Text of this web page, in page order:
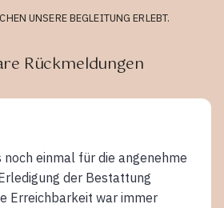
UNSERE BEGLEITUNG ERLEBT.
Rückmeldungen
noch einmal für die angenehme
der Bestattung
Erreichbarkeit war immer